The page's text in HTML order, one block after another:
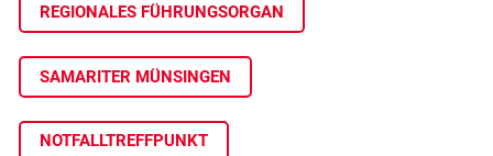
REGIONALES FÜHRUNGSORGAN
SAMARITER MÜNSINGEN
NOTFALLTREFFPUNKT